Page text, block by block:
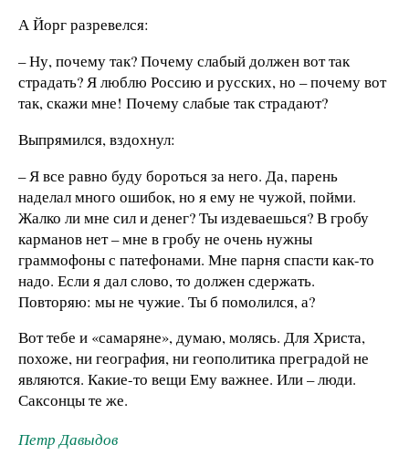
А Йорг разревелся:
– Ну, почему так? Почему слабый должен вот так
страдать? Я люблю Россию и русских, но – почему вот
так, скажи мне! Почему слабые так страдают?
Выпрямился, вздохнул:
– Я все равно буду бороться за него. Да, парень
наделал много ошибок, но я ему не чужой, пойми.
Жалко ли мне сил и денег? Ты издеваешься? В гробу
карманов нет – мне в гробу не очень нужны
граммофоны с патефонами. Мне парня спасти как-то
надо. Если я дал слово, то должен сдержать.
Повторяю: мы не чужие. Ты б помолился, а?
Вот тебе и «самаряне», думаю, молясь. Для Христа,
похоже, ни география, ни геополитика преградой не
являются. Какие-то вещи Ему важнее. Или – люди.
Саксонцы те же.
Петр Давыдов